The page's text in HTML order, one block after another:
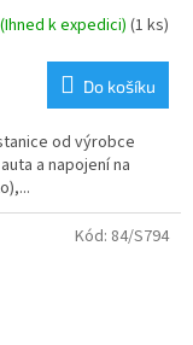
k expedici)(1 ks)
Do košíku
od výrobce
a napojení na
Kód: 84/S794